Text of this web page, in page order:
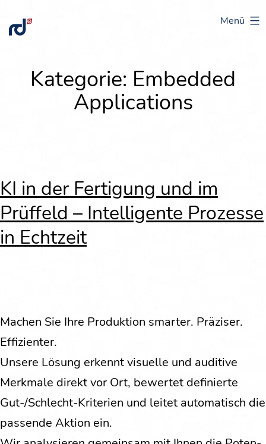
Inhalt
Intelligent
Menü
Kategorie: Embedded
Applications
KI in der Fer­ti­gung und im
Prüf­feld – Intel­li­gen­te Pro­zes­se
in Echtzeit
Machen Sie Ihre Pro­duk­ti­on smar­ter. Prä­zi­ser.
Effizienter.
Unse­re Lösung erkennt visu­el­le und audi­tive
Merk­ma­le direkt vor Ort, bewer­tet defi­nier­te
Gut-/Schlecht-Kri­te­ri­en und lei­tet auto­ma­tisch die
pas­sen­de Akti­on ein.